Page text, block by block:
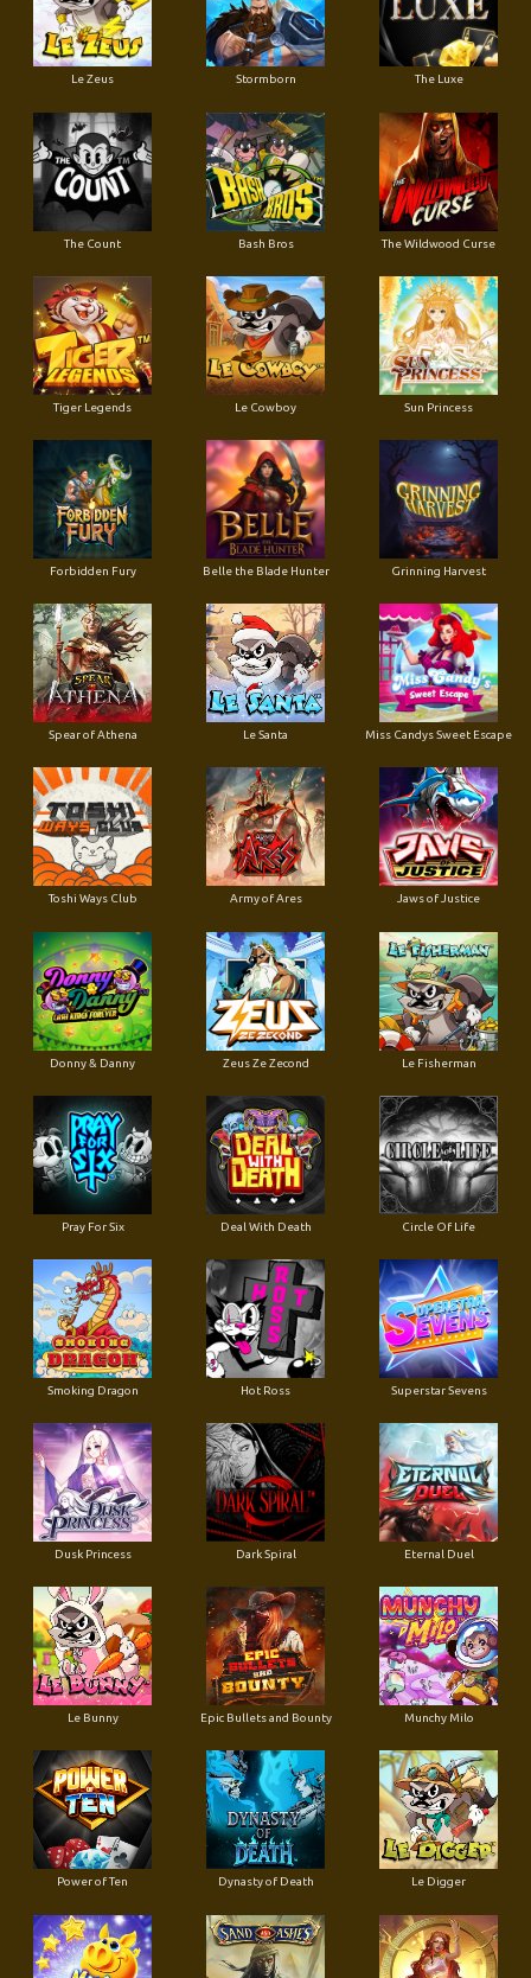
Le Zeus Stormborn The Luxe
The Count Bash Bros The Wildwood Curse
Tiger Legends Le Cowboy Sun Princess
Forbidden Fury Belle the Blade Hunter Grinning Harvest
Spear of Athena Le Santa Miss Candys Sweet Escape
Toshi Ways Club Army of Ares Jaws of Justice
Donny & Danny Zeus Ze Zecond Le Fisherman
Pray For Six Deal With Death Circle Of Life
Smoking Dragon Hot Ross Superstar Sevens
Dusk Princess Dark Spiral Eternal Duel
Le Bunny Epic Bullets and Bounty Munchy Milo
Power of Ten Dynasty of Death Le Digger